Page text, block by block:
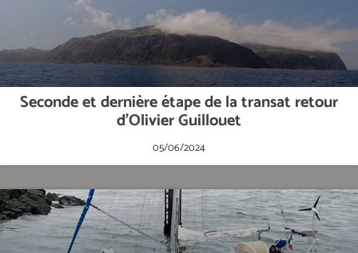
Seconde et dernière étape de la transat retour
d'Olivier Guillouet
05/06/2024